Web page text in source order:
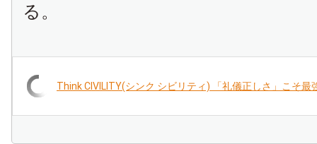
る。
Think CIVILITY(シンク シビリティ) 「礼儀正しさ」こそ最